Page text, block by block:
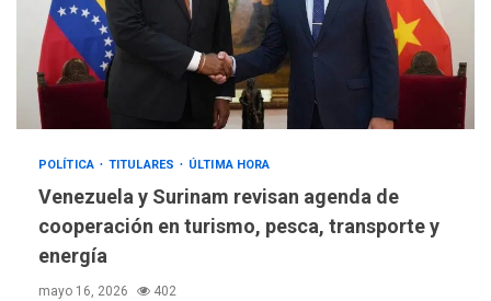
POLÍTICA TITULARES ÚLTIMA HORA
Venezuela y Surinam revisan agenda de
cooperación en turismo, pesca, transporte y
energía
mayo 16, 2026 402